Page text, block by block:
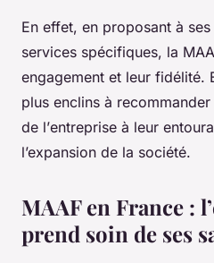
En effet, en proposant à ses
services spécifiques, la
engagement et leur fidélité.
plus enclins à
de l’entreprise à leur
l’expansion de la société.
MAAF en France :
prend soin de ses